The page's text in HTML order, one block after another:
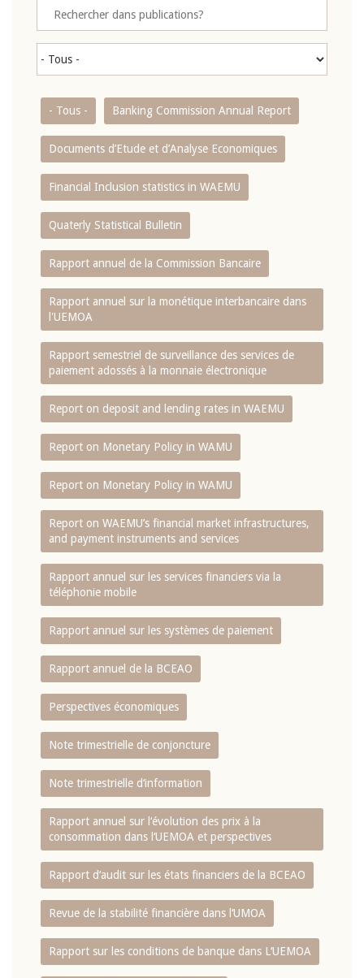
- Tous - Banking Commission Annual Report
Documents d’Etude et d’Analyse Economiques
Financial Inclusion statistics in WAEMU
Quaterly Statistical Bulletin
Rapport annuel de la Commission Bancaire
Rapport annuel sur la monétique interbancaire dans
l'UEMOA
Rapport semestriel de surveillance des services de
paiement adossés à la monnaie électronique
Report on deposit and lending rates in WAEMU
Report on Monetary Policy in WAMU
Report on Monetary Policy in WAMU
Report on WAEMU’s financial market infrastructures,
and payment instruments and services
Rapport annuel sur les services financiers via la
téléphonie mobile
Rapport annuel sur les systèmes de paiement
Rapport annuel de la BCEAO
Perspectives économiques
Note trimestrielle de conjoncture
Note trimestrielle d‘information
Rapport annuel sur l‘évolution des prix à la
consommation dans l‘UEMOA et perspectives
Rapport d‘audit sur les états financiers de la BCEAO
Revue de la stabilité financière dans l‘UMOA
Rapport sur les conditions de banque dans L‘UEMOA